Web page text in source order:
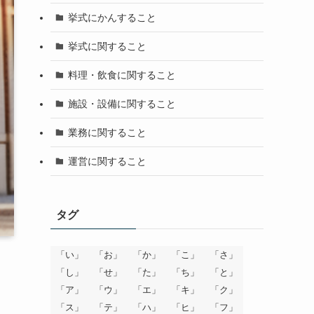
挙式にかんすること
挙式に関すること
料理・飲食に関すること
施設・設備に関すること
業務に関すること
運営に関すること
タグ
「い」 「お」 「か」 「こ」
「さ」
「し」
「せ」 「た」 「ち」
「と」
「ア」
「ウ」 「エ」 「キ」
「ク」
「ス」
「テ」 「ハ」 「ヒ」 「フ」